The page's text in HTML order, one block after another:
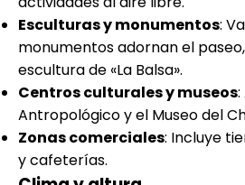
Esculturas y monumentos:
monumentos adornan el
escultura de «La Balsa».
Centros culturales y museos
Antropológico y el Museo del
Zonas comerciales: Incluye
y cafeterías.